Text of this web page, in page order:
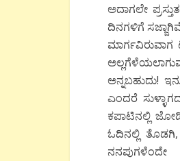
ಅದಾಗಲೇ
ದಿನಗಳಿಗೆ
ಮಾರ್ಗವಿರುವಾಗ
ಅನ್ನಬಹುದು!
ಎಂದರೆ
ಕಪಾಟಿನಲ್ಲಿ
ಓದಿನಲ್ಲಿ ತೊಡಗಿ,